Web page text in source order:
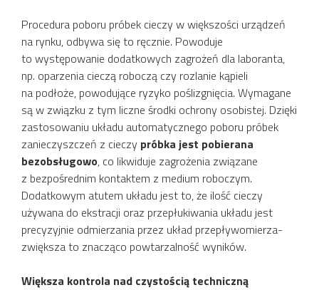
Procedura poboru próbek cieczy w większości urządzeń
na rynku, odbywa się to ręcznie. Powoduje
to występowanie dodatkowych zagrożeń dla laboranta,
np. oparzenia cieczą roboczą czy rozlanie kąpieli
na podłoże, powodujące ryzyko poślizgnięcia. Wymagane
są w związku z tym liczne środki ochrony osobistej. Dzięki
zastosowaniu układu automatycznego poboru próbek
zanieczyszczeń z cieczy próbka jest pobierana
bezobsługowo, co likwiduje zagrożenia związane
z bezpośrednim kontaktem z medium roboczym.
Dodatkowym atutem układu jest to, że ilość cieczy
używana do ekstracji oraz przepłukiwania układu jest
precyzyjnie odmierzania przez układ przepływomierza-
zwiększa to znacząco powtarzalność wyników.
Większa kontrola nad czystością techniczną